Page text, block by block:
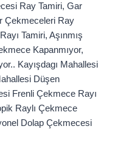
Ray Tamiri, Gar
Çekmeceleri Ray
Tamiri, Aşınmış
Kapanmıyor,
Kayışdagı Mahallesi
Düşen
Frenli Çekmece Rayı
Raylı Çekmece
Dolap Çekmecesi